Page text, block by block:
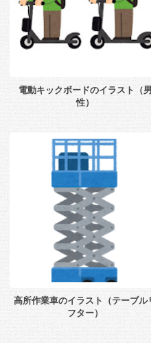
電動キックボードのイラスト（男
性）
高所作業車のイラスト（テーブル
フター）